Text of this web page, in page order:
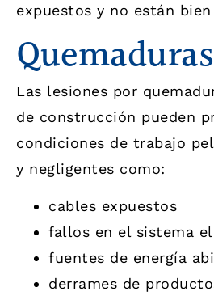
expuestos y no están bien
Quemaduras
Las lesiones por
de construcción pueden
condiciones de trabajo
y negligentes como:
cables expuestos
fallos en el sistema
fuentes de energía
derrames de